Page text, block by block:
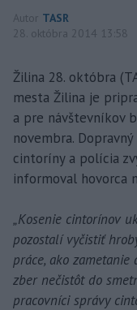
Autor TASR
28. októbra 2014 13:58
Žilina 28. októbra
mesta Žilina je
a pre návštevníkov
novembra.
cintoríny a polícia
informoval hovorca
„Kosenie cintorínov
pozostalí vyčistiť
práce, ako
zber nečistôt do
pracovníci správy